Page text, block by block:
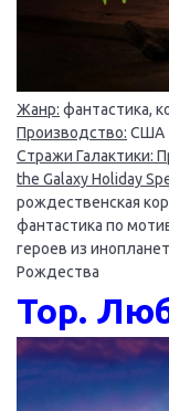
Жанр: фантастика,
Производство: США
Стражи Галактики:
the Galaxy Holiday
рождественская
фантастика по
героев из
Рождества
Тор.